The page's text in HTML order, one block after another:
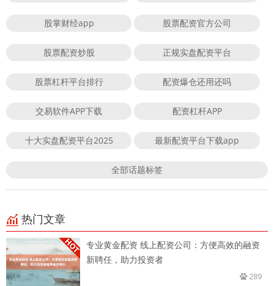
股掌财经app 股票配资官方公司
股票配资炒股 正规实盘配资平台
股票杠杆平台排行 配资爆仓还用还吗
交易软件APP下载 配资杠杆APP
十大实盘配资平台2025 最新配资平台下载app
全部话题标签
热门文章
专业黄金配资 线上配资公司：方便高效的融资
新聘任，助力投资者
289